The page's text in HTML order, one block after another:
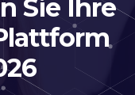
Sie Ihre